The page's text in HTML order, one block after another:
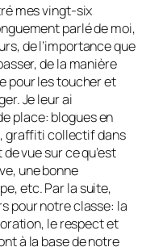
mes vingt-six
parlé de moi,
de l’importance que
de la manière
pour les toucher et
Je leur ai
place: blogues en
graffiti collectif dans
vue sur ce qu’est
une bonne
etc. Par la suite,
pour notre classe: la
le respect et
à la base de notre